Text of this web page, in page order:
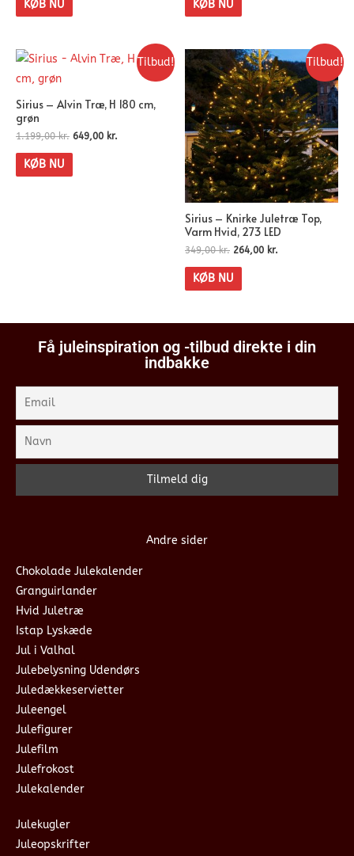
KØB NU KØB NU
Tilbud!
Sirius – Alvin Træ, H 180 cm,
grøn
1.199,00kr. 649,00 kr.
KØB NU
Tilbud!
Sirius – Knirke Juletræ Top,
Varm Hvid, 273 LED
349,00kr. 264,00 kr.
KØB NU
Få juleinspiration og -tilbud direkte i din
indbakke
Andre sider
Chokolade Julekalender
Granguirlander
Hvid Juletræ
Istap Lyskæde
Jul i Valhal
Julebelysning Udendørs
Juledækkeservietter
Juleengel
Julefigurer
Julefilm
Julefrokost
Julekalender
Julekugler
Juleopskrifter